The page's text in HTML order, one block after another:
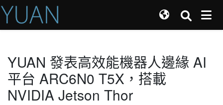
YUAN 發表高效能機器人邊緣 AI
平台 ARC6N0 T5X，搭載
NVIDIA Jetson Thor